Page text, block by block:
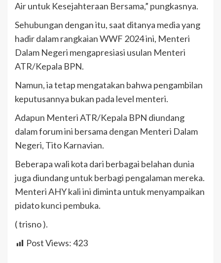
Air untuk Kesejahteraan Bersama,” pungkasnya.
Sehubungan dengan itu, saat ditanya media yang
hadir dalam rangkaian WWF 2024 ini, Menteri
Dalam Negeri mengapresiasi usulan Menteri
ATR/Kepala BPN.
Namun, ia tetap mengatakan bahwa pengambilan
keputusannya bukan pada level menteri.
Adapun Menteri ATR/Kepala BPN diundang
dalam forum ini bersama dengan Menteri Dalam
Negeri, Tito Karnavian.
Beberapa wali kota dari berbagai belahan dunia
juga diundang untuk berbagi pengalaman mereka.
Menteri AHY kali ini diminta untuk menyampaikan
pidato kunci pembuka.
( trisno ).
Post Views:423